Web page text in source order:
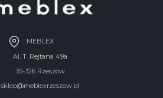
MEBLEX
Al. T. Rejtana 49a
35-326 Rzeszów
sklep@meblexrzeszow.pl